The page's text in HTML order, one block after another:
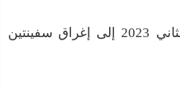
وأدى ما يزيد على 100 هجوم نفذه الحوثيون المتحالفون مع إيران على السفن منذ نوفمبر تشرين الثاني 2023 إلى إغراق سفينتين